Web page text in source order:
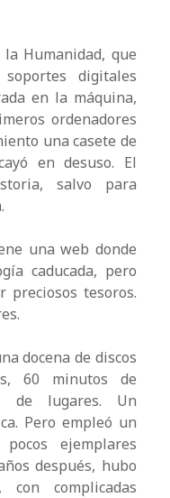
Humanidad, que
digitales
en la máquina,
ordenadores
una casete de
en desuso. El
salvo para
una web donde
caducada, pero
preciosos tesoros.
docena de discos
60 minutos de
de lugares. Un
Pero empleó un
ejemplares
después, hubo
complicadas